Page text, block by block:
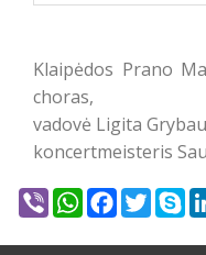
Klaipėdos Prano
choras,
vadovė Ligita
koncertmeisteris
Viber WhatsAppFacebook
Twitter